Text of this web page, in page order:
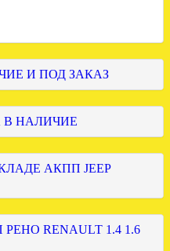
И ПОД ЗАКАЗ
В НАЛИЧИЕ
АКПП JEEP
RENAULT 1.4 1.6